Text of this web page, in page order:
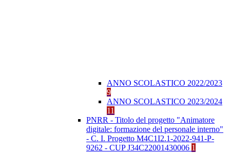
ANNO SCOLASTICO 2022/2023
9
ANNO SCOLASTICO 2023/2024
11
PNRR - Titolo del progetto "Animatore
digitale: formazione del personale interno"
- C. I. Progetto M4C1I2.1-2022-941-P-
9262 - CUP J34C22001430006 1